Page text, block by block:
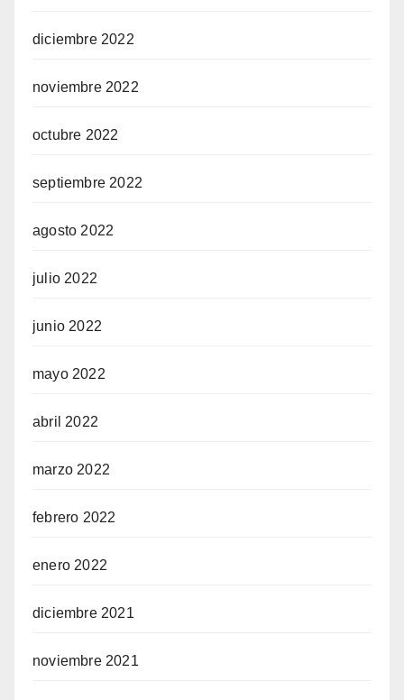
diciembre 2022
noviembre 2022
octubre 2022
septiembre 2022
agosto 2022
julio 2022
junio 2022
mayo 2022
abril 2022
marzo 2022
febrero 2022
enero 2022
diciembre 2021
noviembre 2021